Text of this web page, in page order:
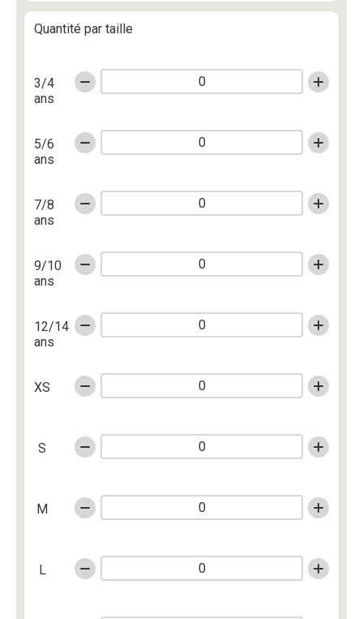
Quantité par taille
3/4
ans
5/6
ans
7/8
ans
9/10
ans
12/14
ans
XS
S
M
L